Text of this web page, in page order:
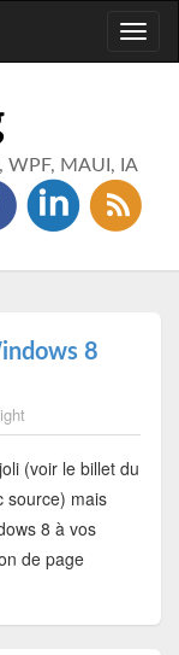
WPF, MAUI, IA
8
(voir le billet du
source) mais
8 à vos
de page